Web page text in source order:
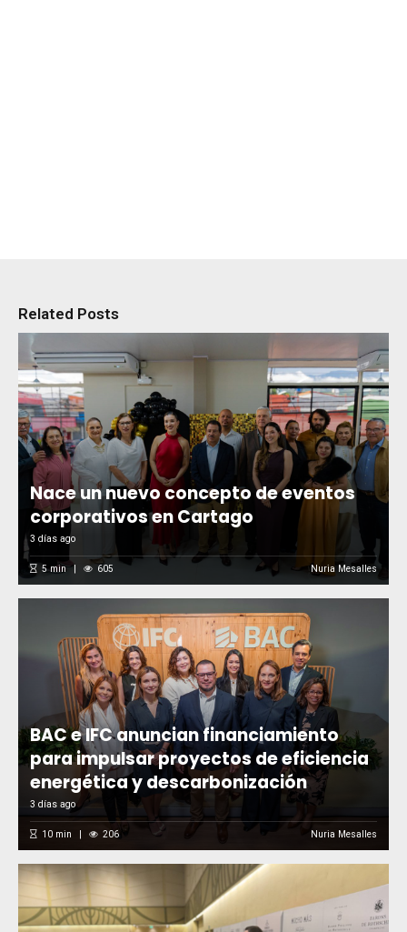
Related Posts
Nace un nuevo concepto de eventos
corporativos en Cartago
3 días ago
5min 605 Nuria Mesalles
BAC e IFC anuncian financiamiento
para impulsar proyectos de eficiencia
energética y descarbonización
3 días ago
10min 206 Nuria Mesalles